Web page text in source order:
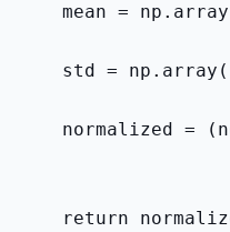
mean =
std =
normalized =
return